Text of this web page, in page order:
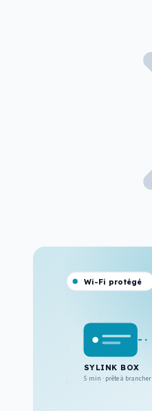
SYLINK BOX
5 min · prête à brancher
Wi-Fi protégé